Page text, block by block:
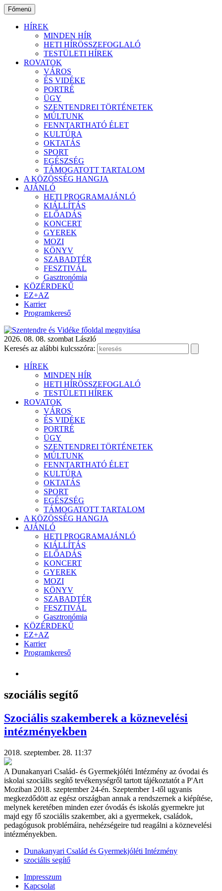
Ugrás
a
tartalomhoz
Főmenü
HÍREK
MINDEN HÍR
HETI HÍRÖSSZEFOGLALÓ
TESTÜLETI HÍREK
ROVATOK
VÁROS
ÉS VIDÉKE
PORTRÉ
ÜGY
SZENTENDREI TÖRTÉNETEK
MÚLTUNK
FENNTARTHATÓ ÉLET
KULTÚRA
OKTATÁS
SPORT
EGÉSZSÉG
TÁMOGATOTT TARTALOM
A KÖZÖSSÉG HANGJA
AJÁNLÓ
HETI PROGRAMAJÁNLÓ
KIÁLLÍTÁS
ELŐADÁS
KONCERT
GYEREK
MOZI
KÖNYV
SZABADTÉR
FESZTIVÁL
Gasztronómia
KÖZÉRDEKŰ
EZ+AZ
Karrier
Programkereső
2026. 08. 08. szombat László
Keresés az alábbi kulcsszóra:
HÍREK
MINDEN HÍR
HETI HÍRÖSSZEFOGLALÓ
TESTÜLETI HÍREK
ROVATOK
VÁROS
ÉS VIDÉKE
PORTRÉ
ÜGY
SZENTENDREI TÖRTÉNETEK
MÚLTUNK
FENNTARTHATÓ ÉLET
KULTÚRA
OKTATÁS
SPORT
EGÉSZSÉG
TÁMOGATOTT TARTALOM
A KÖZÖSSÉG HANGJA
AJÁNLÓ
HETI PROGRAMAJÁNLÓ
KIÁLLÍTÁS
ELŐADÁS
KONCERT
GYEREK
MOZI
KÖNYV
SZABADTÉR
FESZTIVÁL
Gasztronómia
KÖZÉRDEKŰ
EZ+AZ
Karrier
Programkereső
szociális segítő
Szociális szakemberek a köznevelési
intézményekben
2018. szeptember. 28. 11:37
A Dunakanyari Család- és Gyermekjóléti Intézmény az óvodai és
iskolai szociális segítő tevékenységről tartott tájékoztatót a P'Art
Moziban 2018. szeptember 24-én. Szeptember 1-től ugyanis
megkezdődött az egész országban annak a rendszernek a kiépítése,
melynek keretében minden ezer óvodás és iskolás gyermekre jut
majd egy fő szociális szakember, aki a gyermekek, családok,
pedagógusok problémáira, nehézségeire tud reagálni a köznevelési
intézményekben.
Dunakanyari Család és Gyermekjóléti Intézmény
szociális segítő
Impresszum
Kapcsolat